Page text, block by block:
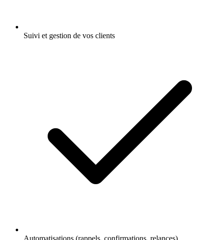
Suivi et gestion de vos clients
Automatisations (rappels, confirmations, relances)